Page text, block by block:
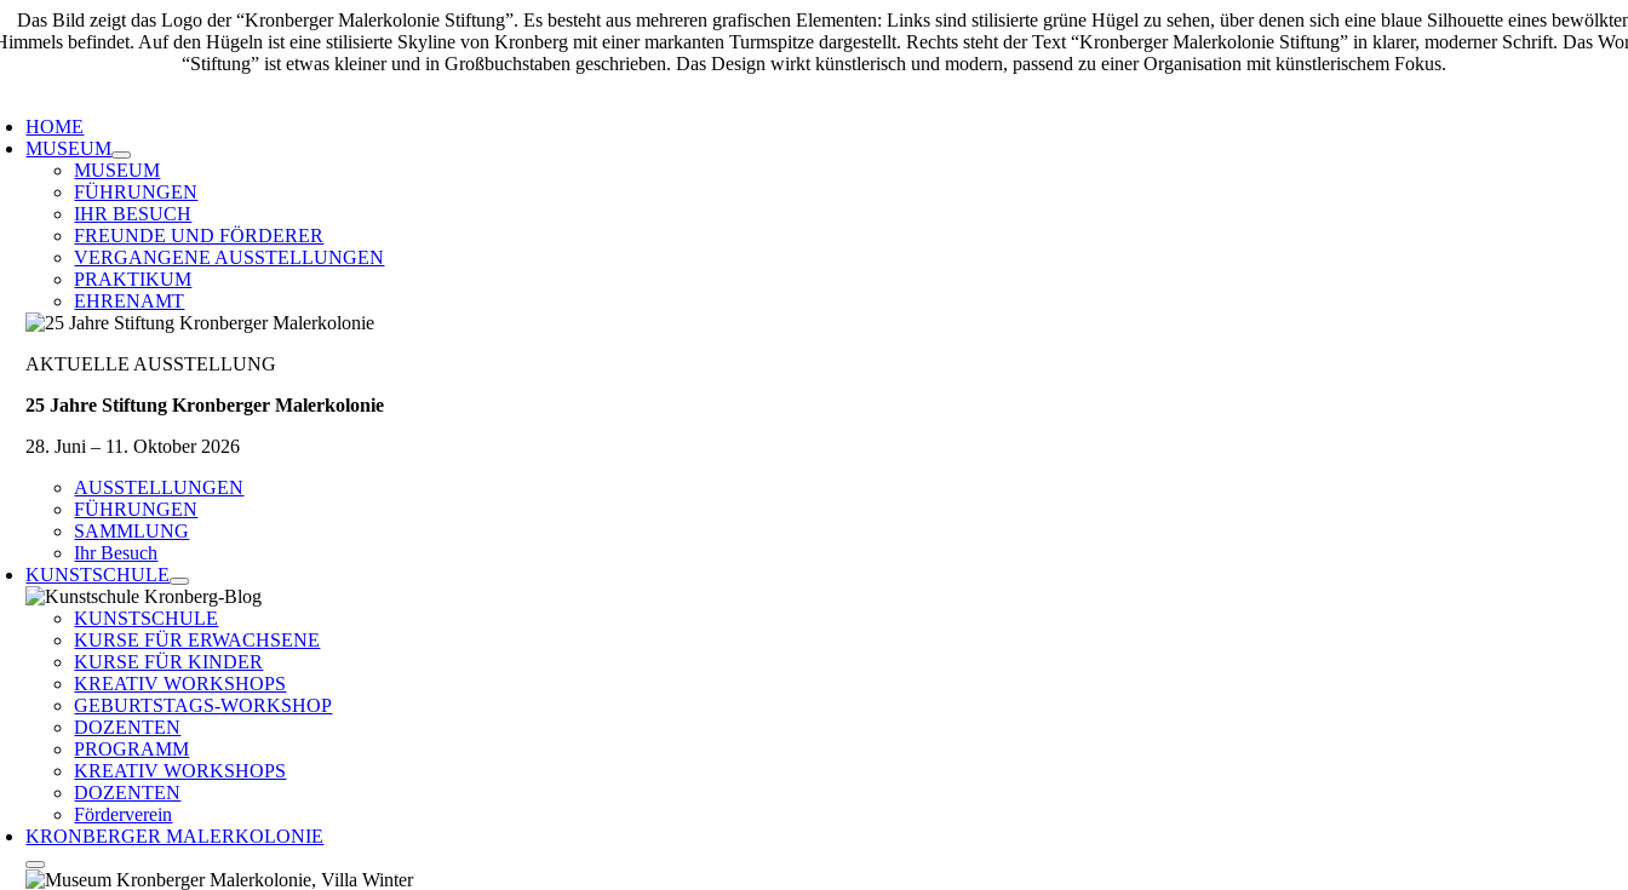
Zum
Inhalt
HOME
MUSEUM
MUSEUM
FÜHRUNGEN
IHR BESUCH
FREUNDE UND FÖRDERER
VERGANGENE AUSSTELLUNGEN
PRAKTIKUM
EHRENAMT
AKTUELLE AUSSTELLUNG
25 Jahre Stiftung Kronberger Malerkolonie
28. Juni – 11. Oktober 2026
AUSSTELLUNGEN
FÜHRUNGEN
SAMMLUNG
Ihr Besuch
KUNSTSCHULE
KUNSTSCHULE
KURSE FÜR ERWACHSENE
KURSE FÜR KINDER
KREATIV WORKSHOPS
GEBURTSTAGS-WORKSHOP
DOZENTEN
PROGRAMM
KREATIV WORKSHOPS
DOZENTEN
Förderverein
KRONBERGER MALERKOLONIE